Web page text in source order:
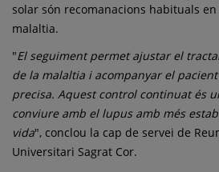
solar són recomanacions habituals
malaltia.
"El seguiment permet ajustar el
de la malaltia i acompanyar el
precisa. Aquest control continuat és
conviure amb el lupus amb més
vida", conclou la cap de servei de
Universitari Sagrat Cor.